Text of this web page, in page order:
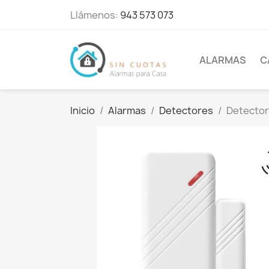
Llámenos: 943 573 073
ALARMAS
Inicio Alarmas Detectores Detector